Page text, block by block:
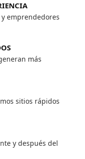
emprendedores
más
sitios rápidos
y después del